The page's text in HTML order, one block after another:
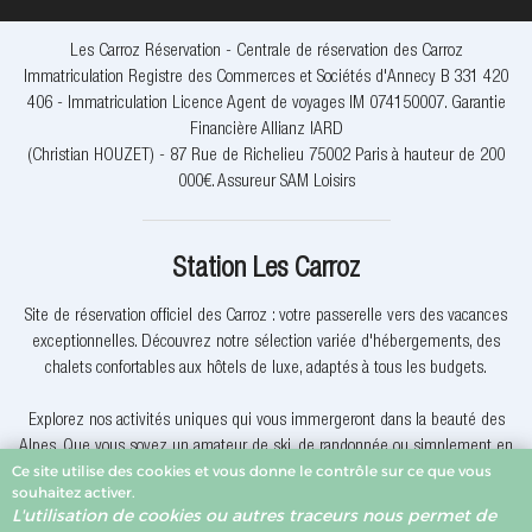
Les Carroz Réservation - Centrale de réservation des Carroz
Immatriculation Registre des Commerces et Sociétés d'Annecy B 331 420
406 - Immatriculation Licence Agent de voyages IM 074150007. Garantie
Financière Allianz IARD
(Christian HOUZET) - 87 Rue de Richelieu 75002 Paris à hauteur de 200
000€. Assureur SAM Loisirs
Station Les Carroz
Site de réservation officiel des Carroz : votre passerelle vers des vacances
exceptionnelles. Découvrez notre sélection variée d'hébergements, des
chalets confortables aux hôtels de luxe, adaptés à tous les budgets.
Explorez nos activités uniques qui vous immergeront dans la beauté des
Alpes. Que vous soyez un amateur de ski, de randonnée ou simplement en
quête de détente, nous avons quelque chose pour vous.
Pourquoi réserver avec nous? Nous offrons des offres exclusives, une
Ce site utilise des cookies et vous donne le contrôle sur ce que vous
souhaitez activer.
L'utilisation de cookies ou autres traceurs nous permet de